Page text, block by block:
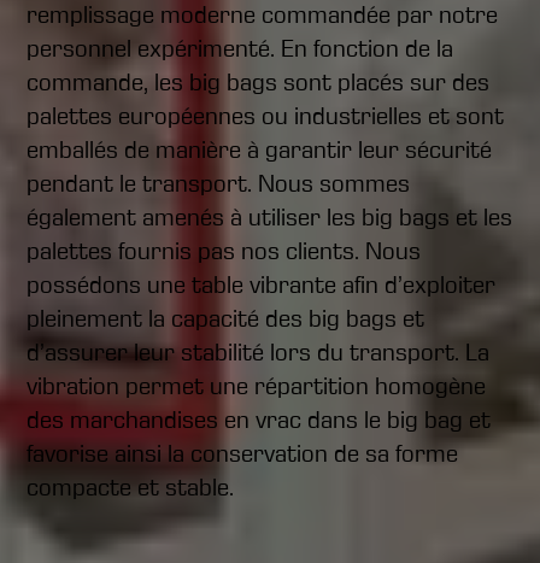
remplissage moderne commandée par notre
personnel expérimenté. En fonction de la
commande, les big bags sont placés sur des
palettes européennes ou industrielles et sont
emballés de manière à garantir leur sécurité
pendant le transport. Nous sommes
également amenés à utiliser les big bags et les
palettes fournis pas nos clients. Nous
possédons une table vibrante afin d’exploiter
pleinement la capacité des big bags et
d’assurer leur stabilité lors du transport. La
vibration permet une répartition homogène
des marchandises en vrac dans le big bag et
favorise ainsi la conservation de sa forme
compacte et stable.